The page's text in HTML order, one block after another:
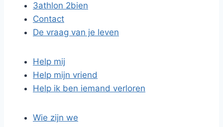
3athlon 2bien
Contact
De vraag van je leven
Help mij
Help mijn vriend
Help ik ben iemand verloren
Wie zijn we